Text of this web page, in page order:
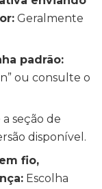
Geralmente
padrão:
ou consulte o
seção de
disponível.
fio,
Escolha